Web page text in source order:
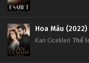
Hoa Máu (2022)
Kan Cicekleri Thể